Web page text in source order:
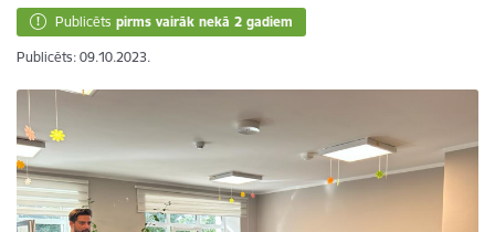
Publicēts pirms vairāk nekā 2 gadiem
Publicēts: 09.10.2023.